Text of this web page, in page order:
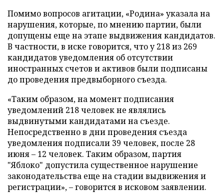
Помимо вопросов агитации, «Родина» указала на
нарушения, которые, по мнению партии, были
допущены еще на этапе выдвижения кандидатов.
В частности, в иске говорится, что у 218 из 269
кандидатов уведомления об отсутствии
иностранных счетов и активов были подписаны
до проведения предвыборного съезда.
«Таким образом, на момент подписания
уведомлений 218 человек не являлись
выдвинутыми кандидатами на съезде.
Непосредственно в дни проведения съезда
уведомления подписали 39 человек, после 28
июня – 12 человек. Таким образом, партия
"Яблоко" допустила существенное нарушение
законодательства еще на стадии выдвижения и
регистрации», – говорится в исковом заявлении.